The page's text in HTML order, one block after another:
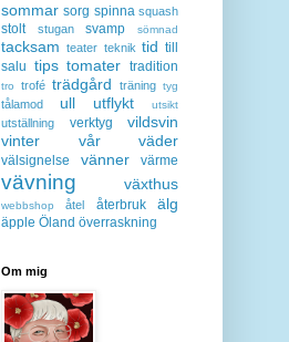
sommar sorg spinna squash
stolt stugan svamp sömnad
tacksam teater teknik tid till
salu tips tomater tradition
tro trofé trädgård träning tyg
tålamod ull utflykt utsikt
utställning verktyg
vildsvin
vinter
vår väder
välsignelse vänner värme
vävning växthus
webbshop åtel återbruk älg
äpple Öland överraskning
Om mig